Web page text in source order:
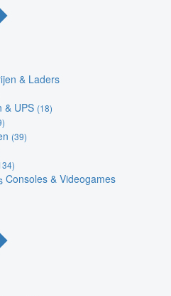
& Laders
& UPS (18)
(39)
Consoles & Videogames